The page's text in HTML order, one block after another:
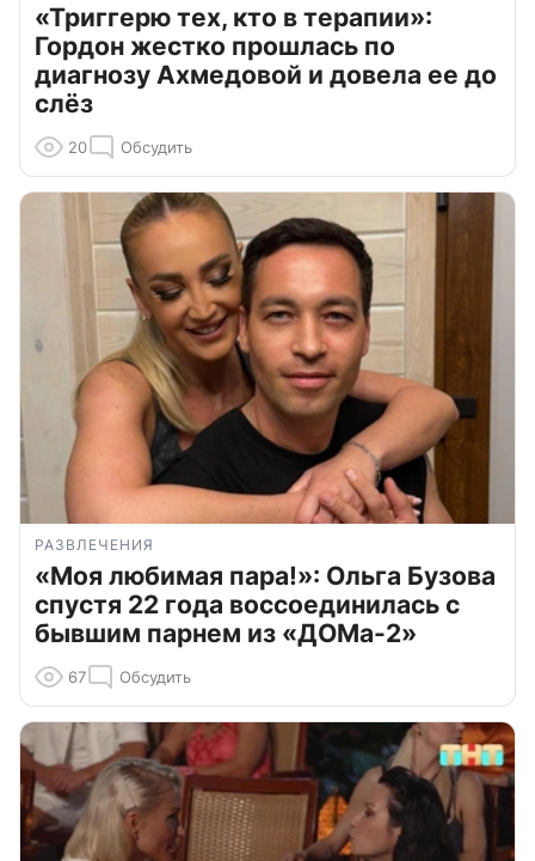
«Триггерю тех, кто в терапии»:
Гордон жестко прошлась по
диагнозу Ахмедовой и довела ее до
слёз
20 Обсудить
РАЗВЛЕЧЕНИЯ
«Моя любимая пара!»: Ольга Бузова
спустя 22 года воссоединилась с
бывшим парнем из «ДОМа-2»
67 Обсудить